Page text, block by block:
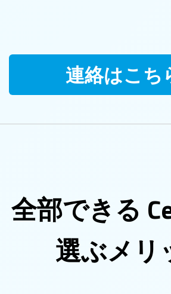
連絡はこち
全部できる
選ぶメリ